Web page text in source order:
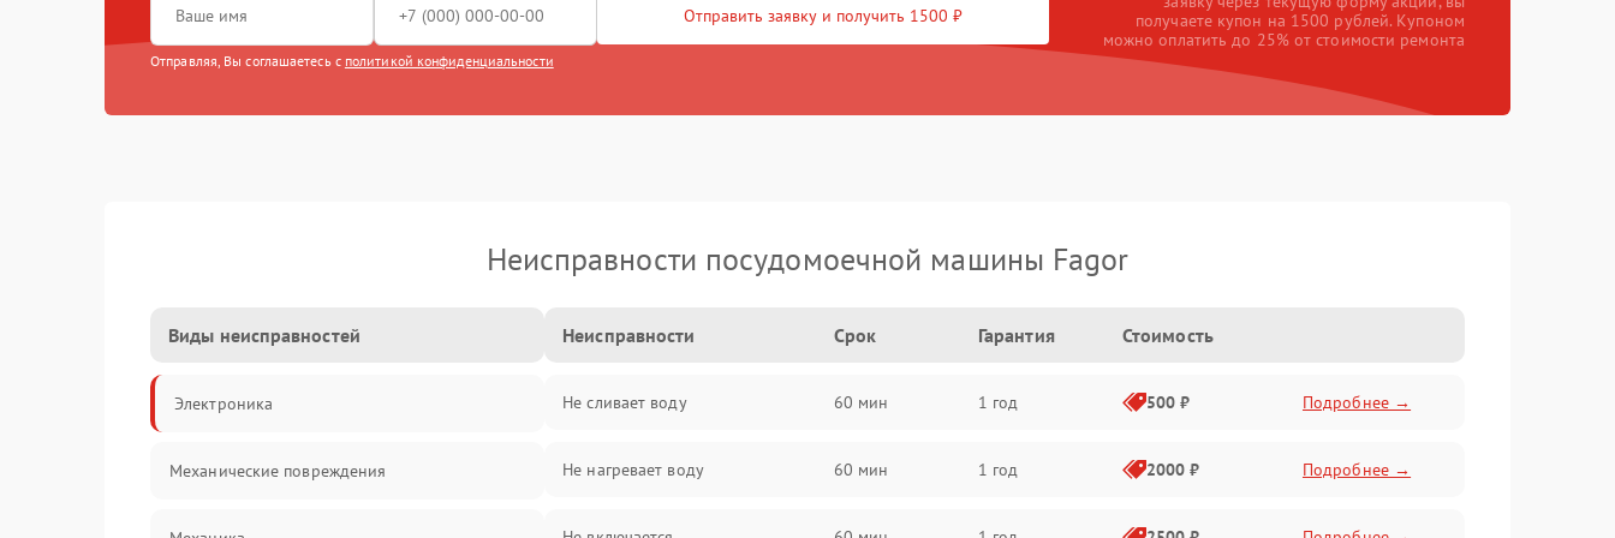
Отправить заявку и получить 1500 ₽
Отправляя, Вы соглашаетесь с политикой конфиденциальности
получаете купон на 1500 рублей. Купоном
можно оплатить до 25% от стоимости ремонта
Неисправности посудомоечной машины Fagor
Виды неисправностей
Электроника
Механические повреждения
Неисправности Срок Гарантия Стоимость
Не сливает воду 60 мин 1 год 500 ₽ Подробнее →
Не нагревает воду 60 мин 1 год 2000 ₽ Подробнее →